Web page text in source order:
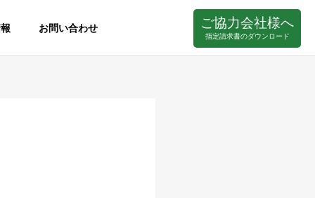
お問い合わせ ご協力会社様へ
指定請求書のダウンロード